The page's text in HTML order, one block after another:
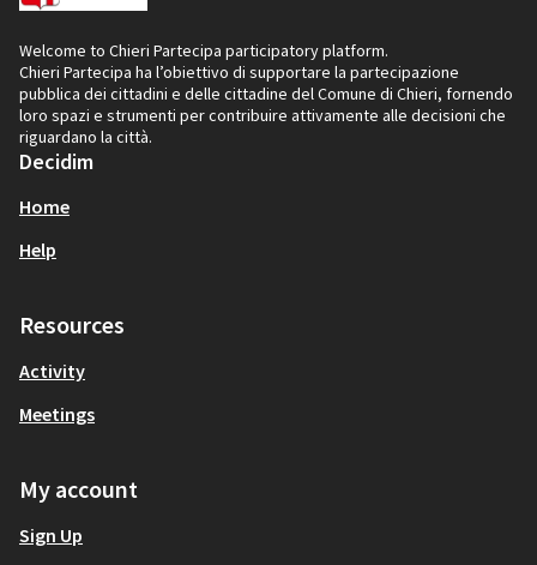
Welcome to Chieri Partecipa participatory platform.
Chieri Partecipa ha l’obiettivo di supportare la partecipazione
pubblica dei cittadini e delle cittadine del Comune di Chieri, fornendo
loro spazi e strumenti per contribuire attivamente alle decisioni che
riguardano la città.
Decidim
Home
Help
Resources
Activity
Meetings
My account
Sign Up